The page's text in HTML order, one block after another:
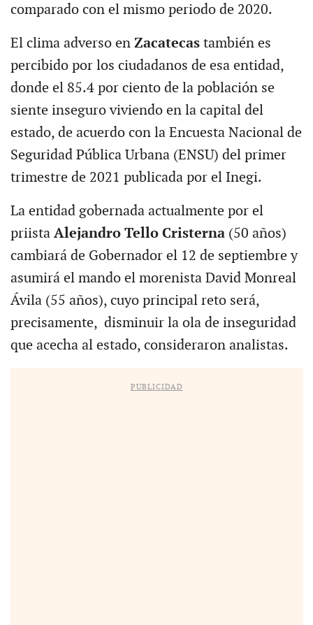
comparado con el mismo periodo de 2020.
El clima adverso enZacatecas también es
percibido por los ciudadanos de esa entidad,
donde el 85.4 por ciento de la población se
siente inseguro viviendo en la capital del
estado, de acuerdo con la Encuesta Nacional de
Seguridad Pública Urbana (ENSU) del primer
trimestre de 2021 publicada por el Inegi.
La entidad gobernada actualmente por el
priistaAlejandro Tello Cristerna (50 años)
cambiará de Gobernador el 12 de septiembre y
asumirá el mando el morenista David Monreal
Ávila (55 años), cuyo principal reto será,
precisamente, disminuir la ola de inseguridad
que acecha al estado, consideraron analistas.
PUBLICIDAD